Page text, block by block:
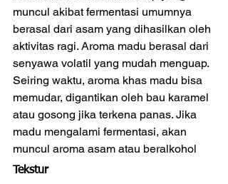
muncul akibat fermentasi umumnya
berasal dari asam yang dihasilkan oleh
aktivitas ragi. Aroma madu berasal dari
senyawa volatil yang mudah menguap.
Seiring waktu, aroma khas madu bisa
memudar, digantikan oleh bau karamel
atau gosong jika terkena panas. Jika
madu mengalami fermentasi, akan
muncul aroma asam atau beralkohol
Tekstur